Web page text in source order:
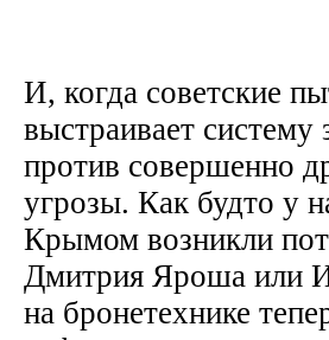
И, когда советские
выстраивает
против совершенно
угрозы. Как будто у
Крымом возникли
Дмитрия Яроша или
на бронетехнике